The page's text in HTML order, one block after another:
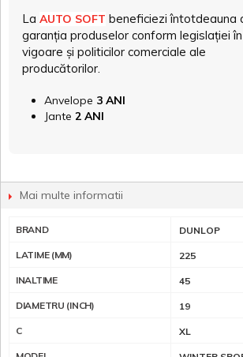
La AUTO SOFT beneficiezi întotdeauna
garanția produselor conform legislației în
vigoare și politicilor comerciale ale
producătorilor.
Anvelope 3 ANI
Jante 2 ANI
Mai multe informatii
BRAND DUNLOP
LATIME (MM) 225
INALTIME 45
DIAMETRU (INCH) 19
C XL